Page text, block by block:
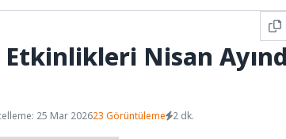
Etkinlikleri Nisan
25 Mar 202623 Görüntüleme 2 dk.